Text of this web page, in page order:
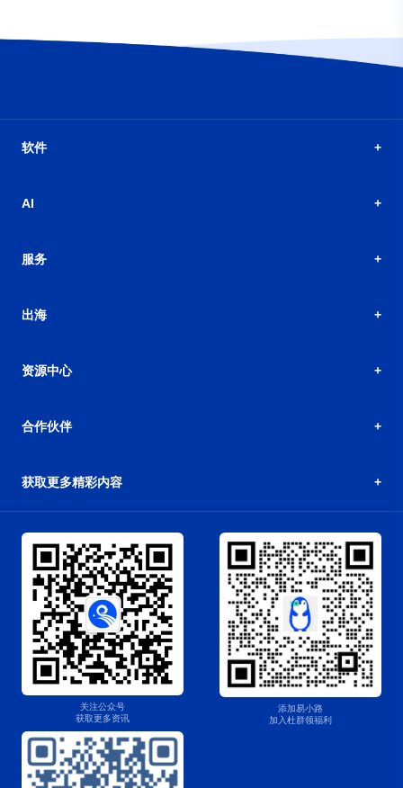
软件
AI
服务
出海
资源中心
合作伙伴
获取更多精彩内容
关注公众号
获取更多资讯
添加易小路
加入杜群领福利